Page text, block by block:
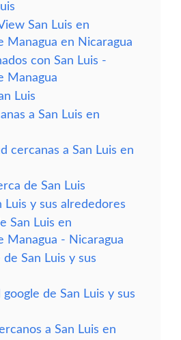
San Luis en
Managua en Nicaragua
con San Luis -
Managua
Luis
a San Luis en
cercanas a San Luis en
de San Luis
Luis y sus alrededores
San Luis en
Managua - Nicaragua
San Luis y sus
de San Luis y sus
a San Luis en